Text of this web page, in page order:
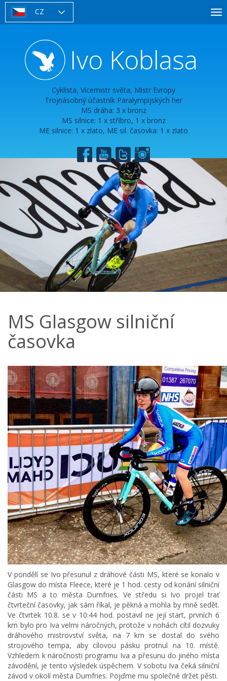
Přejít
hlavnímu
CZ
Ivo Koblasa
Cyklista, Vicemistr světa, Mistr Evropy
Trojnásobný účastník Paralympijských her
MS dráha: 3 x bronz
MS silnice: 1 x stříbro, 1 x bronz
ME silnice: 1 x zlato, ME sil. časovka: 1 x zlato
MS Glasgow silniční
časovka
V pondělí se Ivo přesunul z dráhové části MS, které se konalo v
Glasgow do místa Fleece, které je 1 hod. cesty od konání silniční
části MS a to města Dumfries. Ve středu si Ivo projel trať
čtvrteční časovky, jak sám říkal, je pěkná a mohla by mně sedět.
Ve čtvrtek 10.8. se v 10:44 hod. postavil ne její start, prvních 6
km bylo pro Iva velmi náročných, protože v nohách cítil dozvuky
dráhového mistrovství světa, na 7 km se dostal do svého
strojového tempa, aby cílovou pásku protnul na 10. místě.
Vzhledem k náročnosti programu Iva a přesunu do jiného místa
závodění, je tento výsledek úspěchem. V sobotu Iva čeká silniční
závod v okolí města Dumfries. Pojďme mu společně držet pěsti.